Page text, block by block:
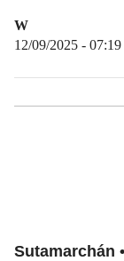
W
12/09/2025 - 07:19
Sutamarchán